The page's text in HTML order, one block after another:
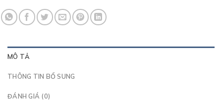
MÔ TẢ
THÔNG TIN BỔ SUNG
ĐÁNH GIÁ (0)